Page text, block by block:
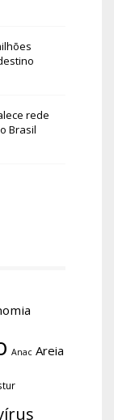
rede
Brasil
Anac Areia